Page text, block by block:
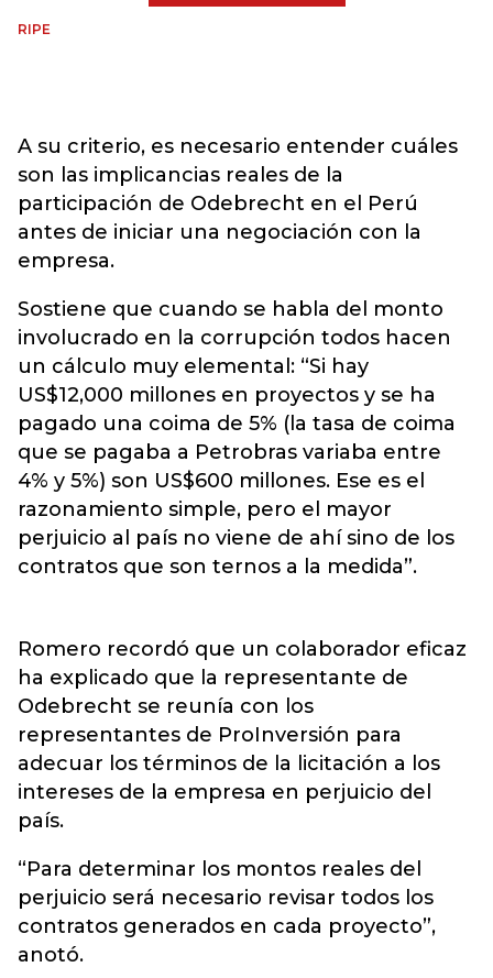
RIPE
A su criterio, es necesario entender cuáles
son las implicancias reales de la
participación de Odebrecht en el Perú
antes de iniciar una negociación con la
empresa.
Sostiene que cuando se habla del monto
involucrado en la corrupción todos hacen
un cálculo muy elemental: “Si hay
US$12,000 millones en proyectos y se ha
pagado una coima de 5% (la tasa de coima
que se pagaba a Petrobras variaba entre
4% y 5%) son US$600 millones. Ese es el
razonamiento simple, pero el mayor
perjuicio al país no viene de ahí sino de los
contratos que son ternos a la medida”.
Romero recordó que un colaborador eficaz
ha explicado que la representante de
Odebrecht se reunía con los
representantes de ProInversión para
adecuar los términos de la licitación a los
intereses de la empresa en perjuicio del
país.
“Para determinar los montos reales del
perjuicio será necesario revisar todos los
contratos generados en cada proyecto”,
anotó.